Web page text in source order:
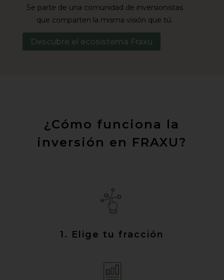
Se parte de una comunidad de inversionistas
que comparten la misma visión que tú.
Descubre el ecosistema Fraxu
¿Cómo funciona la
inversión en FRAXU?
1. Elige tu fracción